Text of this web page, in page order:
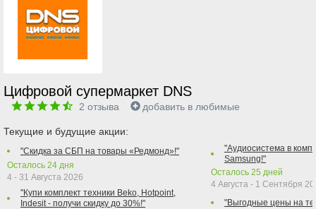
Цифровой супермаркет DNS
2 отзыва добавить в любимые
Текущие и будущие акции:
"Скидка за СБП на товары «Редмонд»!"
Осталось 24 дня
4 - 31 Августа 2026
"Купи комплект техники Beko, Hotpoint,
Indesit - получи скидку до 30%!"
"Аудиосистема в
Samsung!"
Осталось 25 дней
4 Августа - 1 Сентября
"Выгодные цены на